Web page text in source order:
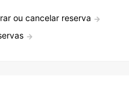
ou cancelar reserva